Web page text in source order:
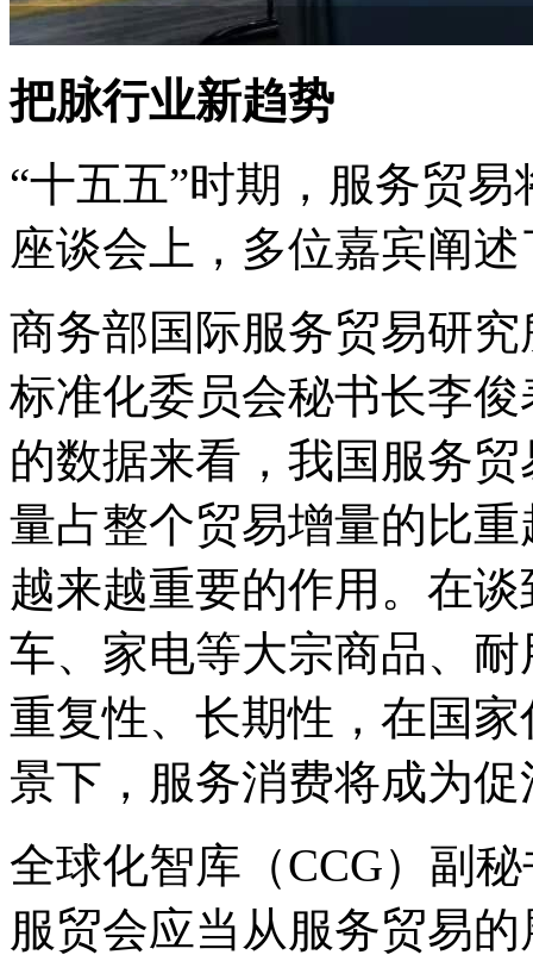
把脉行业新趋势
“十五五”时期，服务贸
座谈会上，多位嘉宾阐
商务部国际服务贸易研
标准化委员会秘书长李
的数据来看，我国服务
量占整个贸易增量的比
越来越重要的作用。在
车、家电等大宗商品、
重复性、长期性，在国
景下，服务消费将成为
全球化智库（CCG）副
服贸会应当从服务贸易